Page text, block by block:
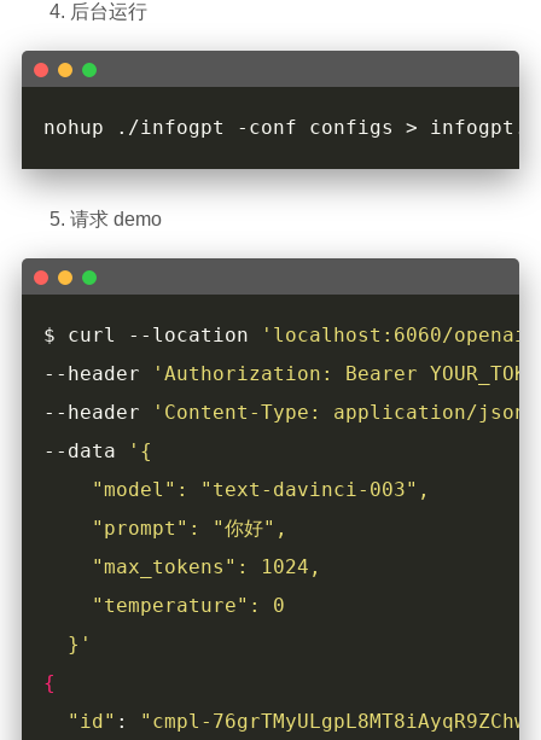
后台运行
nohup ./infogpt -conf configs >
请求 demo
$ curl --location
'localhost:6060/
--header
'Authorization: Bearer
--header
'Content-Type: application/json'
--data
  }'
{
"id" :
"cmpl-